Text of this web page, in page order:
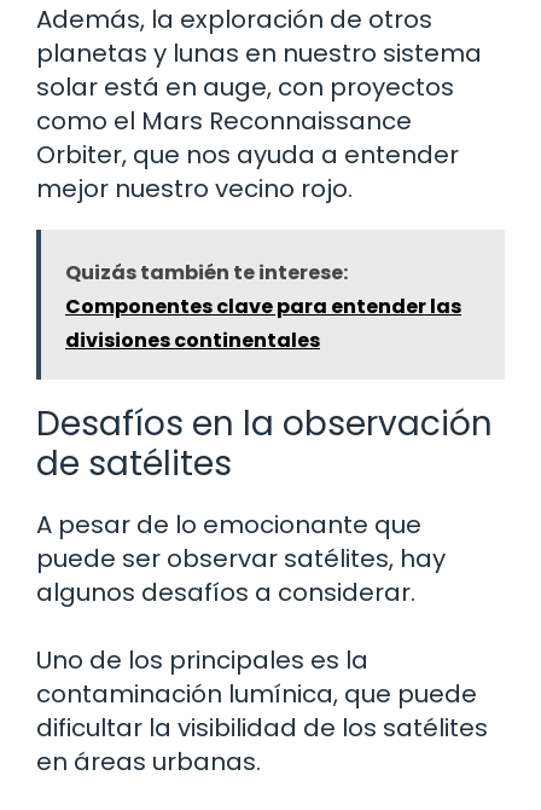
Además, la exploración de otros
planetas y lunas en nuestro sistema
solar está en auge, con proyectos
como el Mars Reconnaissance
Orbiter, que nos ayuda a entender
mejor nuestro vecino rojo.
Quizás también te interese:
Componentes clave para entender las
divisiones continentales
Desafíos en la observación
de satélites
A pesar de lo emocionante que
puede ser observar satélites, hay
algunos desafíos a considerar.
Uno de los principales es la
contaminación lumínica, que puede
dificultar la visibilidad de los satélites
en áreas urbanas.